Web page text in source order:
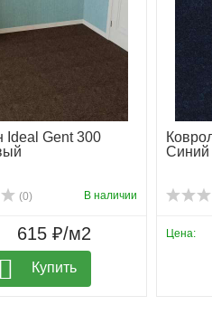
Ideal Gent 300
(0) В наличии
615 ₽/м2
Купить
Синий
Цена: